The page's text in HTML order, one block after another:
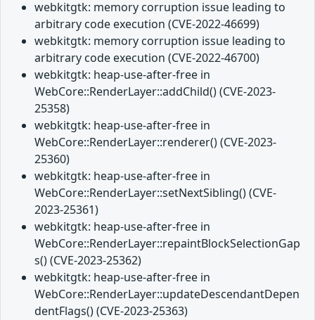
webkitgtk: memory corruption issue leading to
arbitrary code execution (CVE-2022-46699)
webkitgtk: memory corruption issue leading to
arbitrary code execution (CVE-2022-46700)
webkitgtk: heap-use-after-free in
WebCore::RenderLayer::addChild() (CVE-2023-
25358)
webkitgtk: heap-use-after-free in
WebCore::RenderLayer::renderer() (CVE-2023-
25360)
webkitgtk: heap-use-after-free in
WebCore::RenderLayer::setNextSibling() (CVE-
2023-25361)
webkitgtk: heap-use-after-free in
WebCore::RenderLayer::repaintBlockSelectionGap
s() (CVE-2023-25362)
webkitgtk: heap-use-after-free in
WebCore::RenderLayer::updateDescendantDepen
dentFlags() (CVE-2023-25363)